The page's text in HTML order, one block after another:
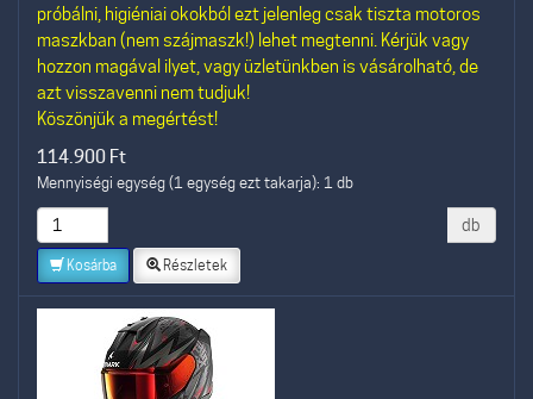
próbálni, higiéniai okokból ezt jelenleg csak tiszta motoros
maszkban (nem szájmaszk!) lehet megtenni. Kérjük vagy
hozzon magával ilyet, vagy üzletünkben is vásárolható, de
azt visszavenni nem tudjuk!
Köszönjük a megértést!
114.900 Ft
Mennyiségi egység (1 egység ezt takarja): 1 db
db
Kosárba Részletek